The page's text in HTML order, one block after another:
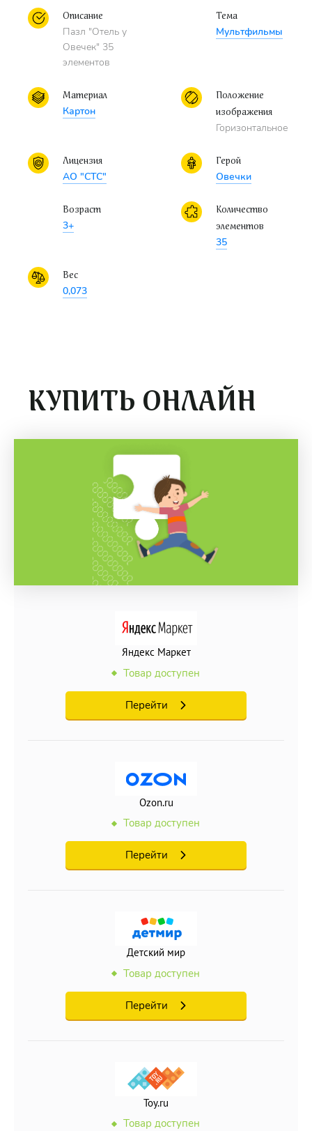
Описание
Пазл "Отель у
Овечек" 35
элементов
Тема
Мультфильмы
Материал
Картон
Положение
изображения
Горизонтальное
Лицензия
АО "СТС"
Герой
Овечки
Возраст
3+
Количество
элементов
35
Вес
0,073
КУПИТЬ ОНЛАЙН
Яндекс Маркет
Товар доступен
Перейти
Ozon.ru
Товар доступен
Перейти
Детский мир
Товар доступен
Перейти
Toy.ru
Товар доступен